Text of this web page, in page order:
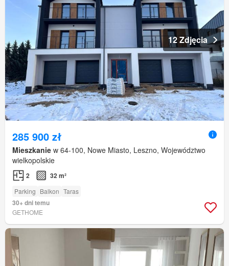
12 Zdjęcia
285 900 zł
Mieszkanie w 64-100, Nowe Miasto, Leszno, Województwo
wielkopolskie
2 32 m²
Parking Balkon Taras
30+ dni temu
GETHOME